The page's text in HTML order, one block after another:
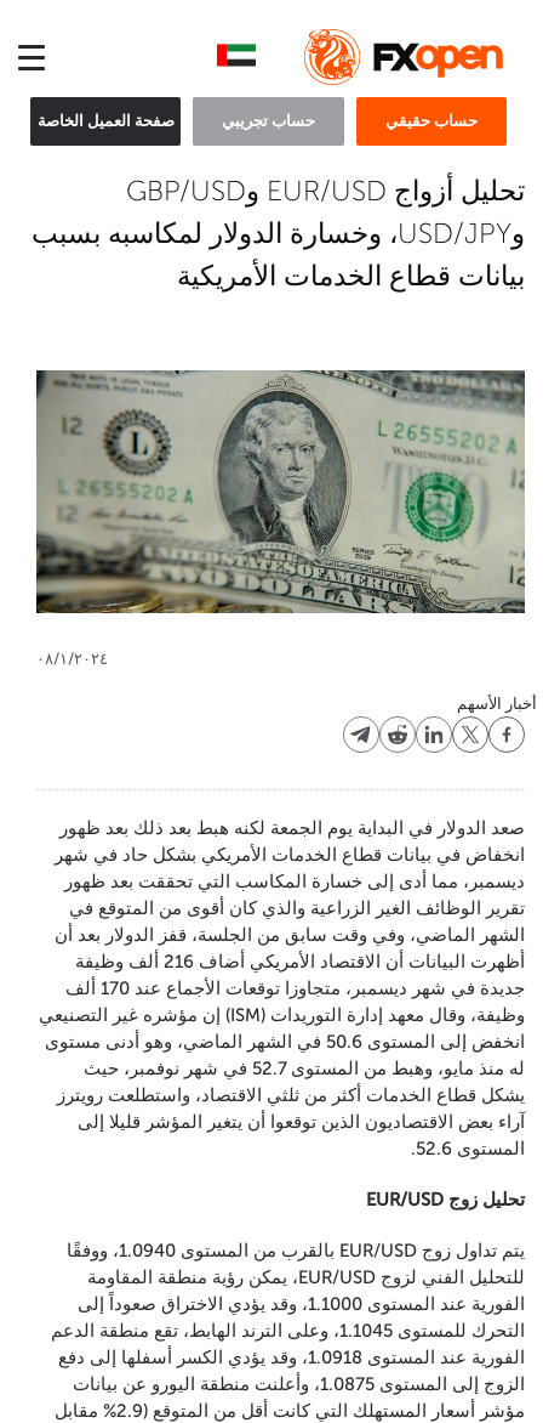
حساب حقيقي حساب تجريبي صفحة العميل الخاصة
تحليل أزواج EUR/USD وGBP/USD
وUSD/JPY، وخسارة الدولار لمكاسبه بسبب
بيانات قطاع الخدمات الأمريكية
٠٨/١/٢٠٢٤
أخبار الأسهم
صعد الدولار في البداية يوم الجمعة لكنه هبط بعد ذلك بعد ظهور
انخفاض في بيانات قطاع الخدمات الأمريكي بشكل حاد في شهر
ديسمبر، مما أدى إلى خسارة المكاسب التي تحققت بعد ظهور
تقرير الوظائف الغير الزراعية والذي كان أقوى من المتوقع في
الشهر الماضي، وفي وقت سابق من الجلسة، قفز الدولار بعد أن
أظهرت البيانات أن الاقتصاد الأمريكي أضاف 216 ألف وظيفة
جديدة في شهر ديسمبر، متجاوزا توقعات الأجماع عند 170 ألف
وظيفة، وقال معهد إدارة التوريدات (ISM) إن مؤشره غير التصنيعي
انخفض إلى المستوى 50.6 في الشهر الماضي، وهو أدنى مستوى
له منذ مايو، وهبط من المستوى 52.7 في شهر نوفمبر، حيث
يشكل قطاع الخدمات أكثر من ثلثي الاقتصاد، واستطلعت رويترز
آراء بعض الاقتصاديون الذين توقعوا أن يتغير المؤشر قليلا إلى
المستوى 52.6.
تحليل زوج EUR/USD
يتم تداول زوج EUR/USD بالقرب من المستوى 1.0940، ووفقًا
للتحليل الفني لزوج EUR/USD، يمكن رؤية منطقة المقاومة
الفورية عند المستوى 1.1000، وقد يؤدي الاختراق صعوداً إلى
التحرك للمستوى 1.1045، وعلى الترند الهابط، تقع منطقة الدعم
الفورية عند المستوى 1.0918، وقد يؤدي الكسر أسفلها إلى دفع
الزوج إلى المستوى 1.0875، وأعلنت منطقة اليورو عن بيانات
مؤشر أسعار المستهلك التي كانت أقل من المتوقع (2.9% مقابل